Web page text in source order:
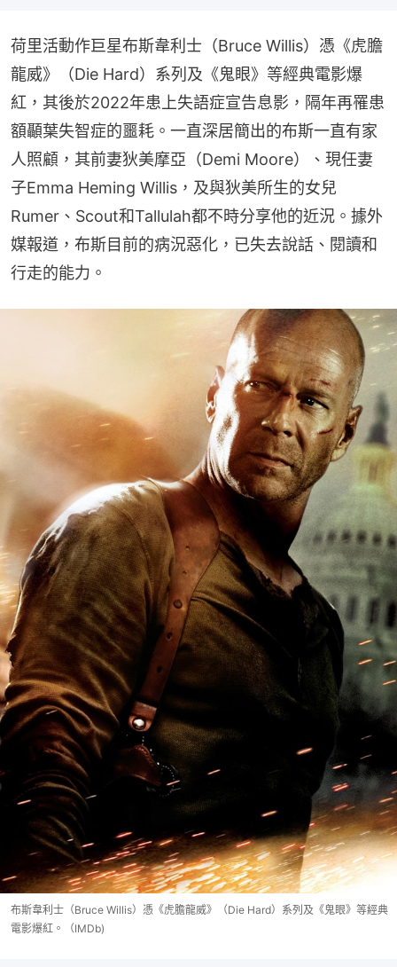
荷里活動作巨星布斯韋利士（Bruce Willis）憑《虎膽
龍威》（Die Hard）系列及《鬼眼》等經典電影爆
紅，其後於2022年患上失語症宣告息影，隔年再罹患
額顳葉失智症的噩耗。一直深居簡出的布斯一直有家
人照顧，其前妻狄美摩亞（Demi Moore）、現任妻
子Emma Heming Willis，及與狄美所生的女兒
Rumer、Scout和Tallulah都不時分享他的近況。據外
媒報道，布斯目前的病況惡化，已失去說話、閱讀和
行走的能力。
布斯韋利士（Bruce Willis）憑《虎膽龍威》（Die Hard）系列及《鬼眼》等經典
電影爆紅。（IMDb)